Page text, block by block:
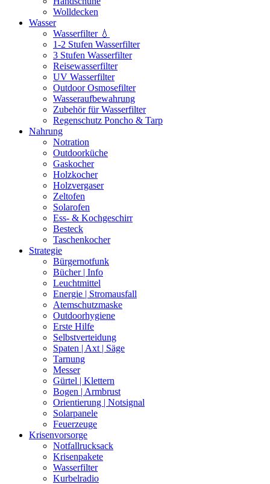
Wolldecken
Wasser
Wasserfilter 💧
1-2 Stufen Wasserfilter
3 Stufen Wasserfilter
Reisewasserfilter
UV Wasserfilter
Outdoor Osmosefilter
Wasseraufbewahrung
Zubehör für Wasserfilter
Regenschutz Poncho & Tarp
Nahrung
Notration
Outdoorküche
Gaskocher
Holzkocher
Holzvergaser
Zeltofen
Solarofen
Ess- & Kochgeschirr
Besteck
Taschenkocher
Strategie
Bürgernotfunk
Bücher | Info
Leuchtmittel
Energie | Stromausfall
Atemschutzmaske
Outdoorhygiene
Erste Hilfe
Selbstverteidung
Spaten | Axt | Säge
Tarnung
Messer
Gürtel | Klettern
Bogen | Armbrust
Orientierung | Notsignal
Solarpanele
Feuerzeuge
Krisenvorsorge
Notfallrucksack
Krisenpakete
Wasserfilter
Kurbelradio